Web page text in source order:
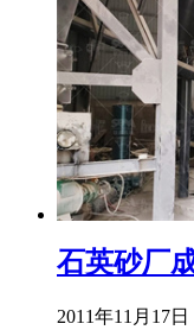
石英砂厂
2011年11月17